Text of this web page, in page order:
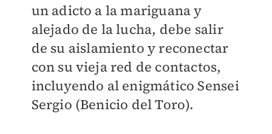
un adicto a la mariguana y
alejado de la lucha, debe salir
de su aislamiento y reconectar
con su vieja red de contactos,
incluyendo al enigmático Sensei
Sergio (Benicio del Toro).